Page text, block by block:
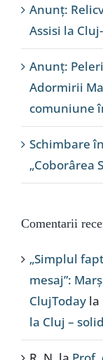
Anunț:
Assisi la
Anunț:
Adormirii
comuniune
Schimbare
„Coborârea
Comentarii
„Simplul
mesaj”:
ClujToday la
la Cluj –